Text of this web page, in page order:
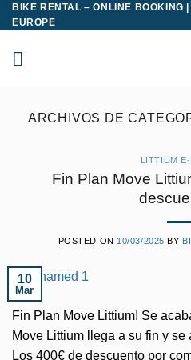
Saltar
al
contenido
BIKE RENTAL – ONLINE BOOKING
EUROPE
ARCHIVOS DE
LITTIUM
Fin Plan Move
POSTED ON 10/03/2025 BY
10
Mar
Fin Plan Move Littium! Se
Move Littium llega a su fin y
Los 400€ de descuento por